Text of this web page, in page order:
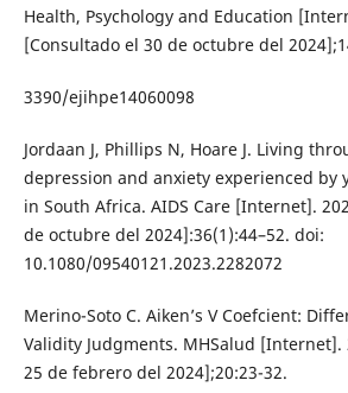
Health, Psychology and Education
[Consultado el 30 de octubre del
3390/ejihpe14060098
Jordaan J, Phillips N, Hoare J. Living
depression and anxiety experienced by
in South Africa. AIDS Care [Internet].
de octubre del 2024]:36(1):44–52. doi:
10.1080/09540121.2023.2282072
Merino-Soto C. Aiken’s V Coefcient:
Validity Judgments. MHSalud [Internet].
25 de febrero del 2024];20:23-32.